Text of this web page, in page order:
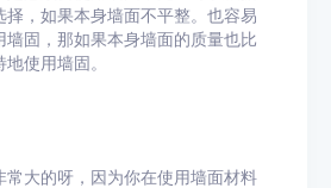
择，如果本身墙面不平整。也容易
墙固，那如果本身墙面的质量也比
使用墙固。
常大的呀，因为你在使用墙面材料